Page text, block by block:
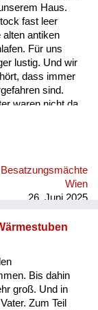
Haus.
fast leer
antiken
Für uns
lustig. Und wir
dass immer
sind.
waren nicht da,
das Schöne an
Besatzungsmächte
Wien
26. Juni 2025
Bis dahin
groß. Und in
Zum Teil